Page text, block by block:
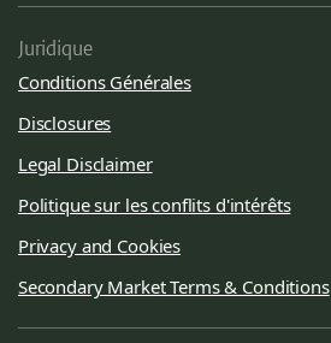
Juridique
Conditions Générales
Disclosures
Legal Disclaimer
Politique sur les conflits d'intérêts
Privacy and Cookies
Secondary Market Terms & Conditions